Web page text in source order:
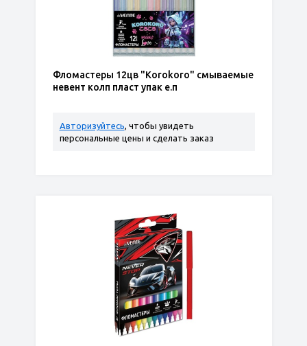
Фломастеры 12цв "Korokoro" смываемые
невент колп пласт упак е.п
Авторизуйтесь, чтобы увидеть
персональные цены и сделать заказ